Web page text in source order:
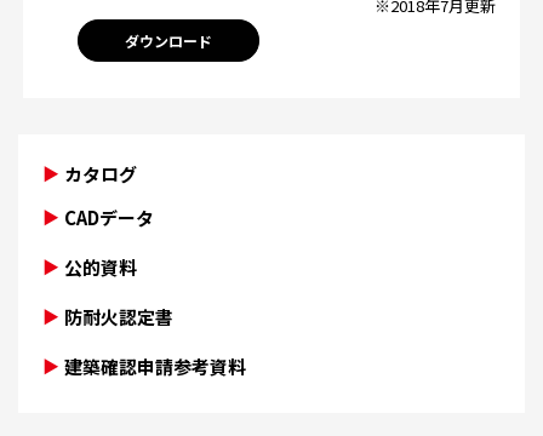
※2018年7月更新
ダウンロード
カタログ
CADデータ
公的資料
防耐火認定書
建築確認申請参考資料